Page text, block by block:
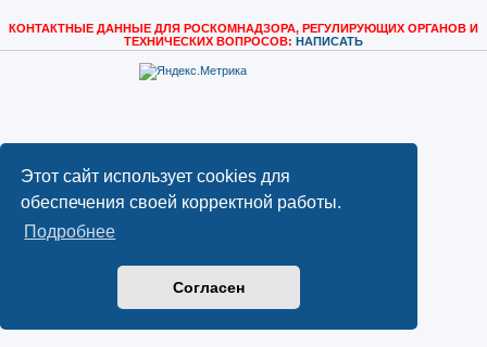
Этот сайт использует cookies для
обеспечения своей корректной работы.
Подробнее
Согласен
КОНТАКТНЫЕ ДАННЫЕ ДЛЯ РОСКОМНАДЗОРА, РЕГУЛИРУЮЩИХ ОРГАНОВ И
ТЕХНИЧЕСКИХ ВОПРОСОВ: НАПИСАТЬ